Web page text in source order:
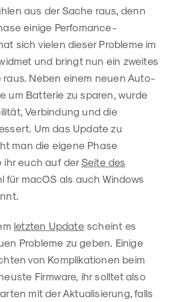
aus der Sache raus, denn
einige Perfomance-
sich vielen dieser Probleme im
und bringt nun ein zweites
raus. Neben einem neuen Auto-
um Batterie zu sparen, wurde
Verbindung und die
Um das Update zu
man die eigene Phase
ihr euch auf derSeite des
für macOS als auch Windows
letzten Update scheint es
Probleme zu geben. Einige
von Komplikationen beim
Firmware, ihr solltet also
mit der Aktualisierung, falls